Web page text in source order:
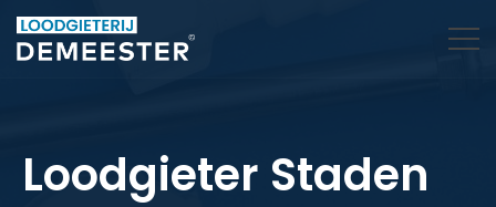
Loodgieter Staden